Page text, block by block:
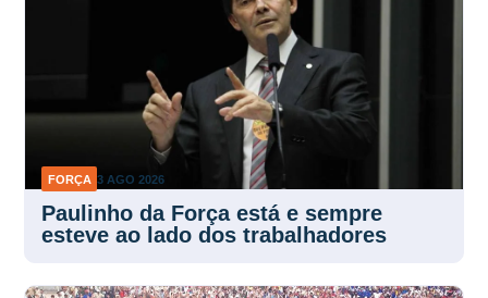
FORÇA 3 AGO 2026
Paulinho da Força está e sempre
esteve ao lado dos trabalhadores